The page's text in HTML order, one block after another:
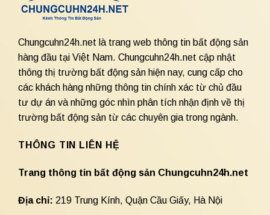
Chungcuhn24h.net là trang web thông tin bất động sản
hàng đầu tại Việt Nam. Chungcuhn24h.net cập nhật
thông thị trường bất động sản hiện nay, cung cấp cho
các khách hàng những thông tin chính xác từ chủ đầu
tư dự án và những góc nhìn phân tích nhận định về thị
trường bất động sản từ các chuyên gia trong ngành.
THÔNG TIN LIÊN HỆ
Trang thông tin bất động sản Chungcuhn24h.net
Địa chỉ: 219 Trung Kính, Quận Cầu Giấy, Hà Nội